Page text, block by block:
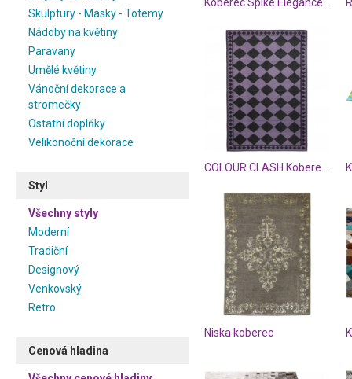
Skulptury - Masky - Totemy
Nádoby na květiny
Paravany
Umělé květiny
Vánoční dekorace a
stromečky
Ostatní doplňky
Velikonoční dekorace
Styl
Všechny styly
Moderní
Tradiční
Designový
Venkovský
Retro
Cenová hladina
Niska koberec